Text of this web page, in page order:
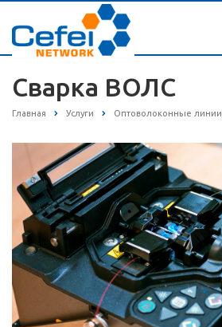
Сварка ВОЛС
Главная Услуги Оптоволоконные линии